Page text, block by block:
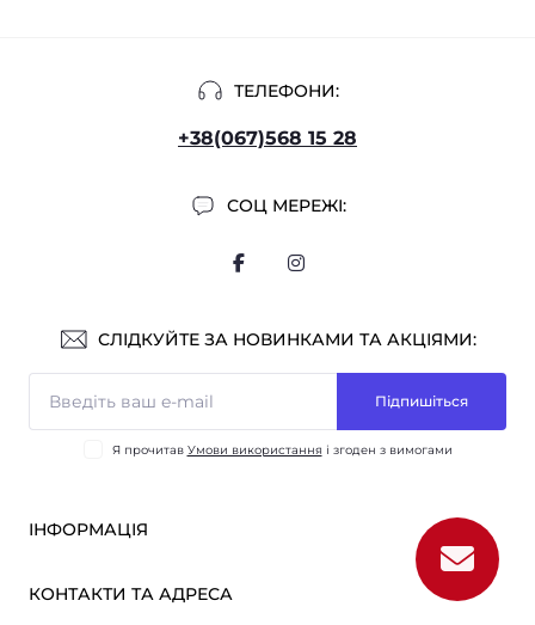
ТЕЛЕФОНИ:
+38(067)568 15 28
СОЦ МЕРЕЖІ:
СЛІДКУЙТЕ ЗА НОВИНКАМИ ТА АКЦІЯМИ:
Підпишіться
Я прочитав Умови використання і згоден з вимогами
ІНФОРМАЦІЯ
ОПТ
КОНТАКТИ ТА АДРЕСА